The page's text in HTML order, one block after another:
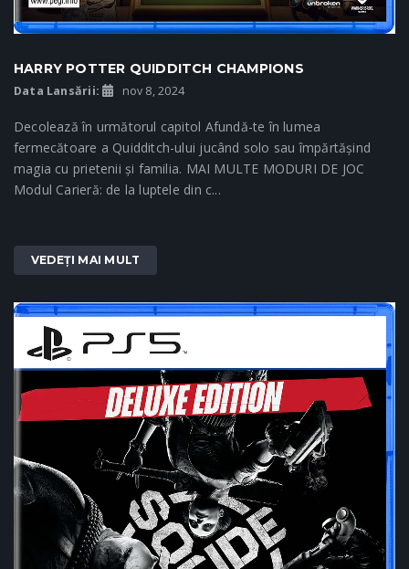
HARRY POTTER QUIDDITCH CHAMPIONS
Data Lansării: nov 8, 2024
Decolează în următorul capitol Afundă-te în lumea
fermecătoare a Quidditch-ului jucând solo sau împărtășind
magia cu prietenii și familia. MAI MULTE MODURI DE JOC
Modul Carieră: de la luptele din c...
VEDEȚI MAI MULT